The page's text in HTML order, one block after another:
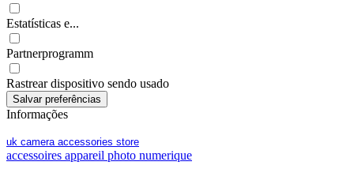
Estatísticas e...
Partnerprogramm
Rastrear dispositivo sendo usado
Informações
uk camera accessories store
accessoires appareil photo numerique